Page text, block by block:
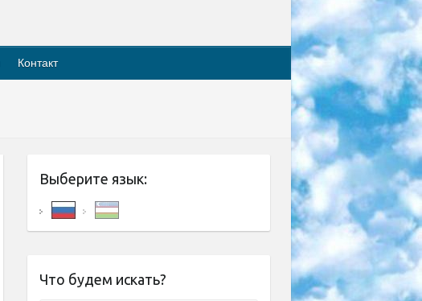
Контакт
Выберите язык:
Что будем искать?